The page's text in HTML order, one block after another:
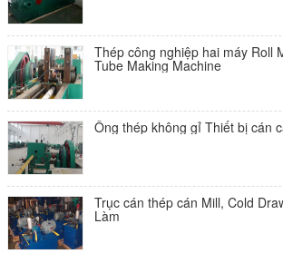
Thép công nghiệp hai máy Roll
Tube Making Machine
Ống thép không gỉ Thiết bị cán
Trục cán thép cán Mill, Cold
Làm